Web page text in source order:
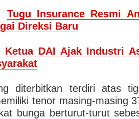
Tugu Insurance Resmi
Direksi Baru
Ketua DAI Ajak Industri
diterbitkan terdiri atas
tenor masing-masing
bunga berturut-turut